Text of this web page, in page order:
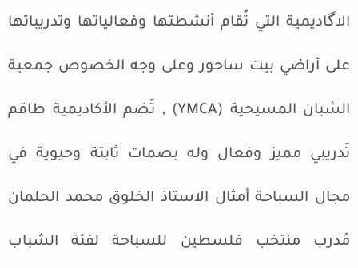
الاگاديمية التي تُقام أنشطتها وفعالياتها وتدريباتها
على أراضي بيت ساحور وعلى وجه الخصوص جمعية
الشبان المسيحية (YMCA) , تَضم الأكاديمية طاقم
تَدريبي مميز وفعال وله بصمات ثابتة وحيوية في
مجال السباحة أمثال الاستاذ الخلوق محمد الحلمان
مُدرب منتخب فلسطين للسباحة لفئة الشباب